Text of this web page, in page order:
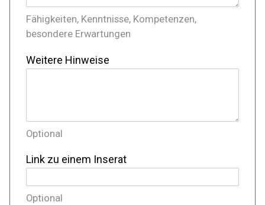
Fähigkeiten, Kenntnisse, Kompetenzen,
besondere Erwartungen
Weitere Hinweise
Optional
Link zu einem Inserat
Optional